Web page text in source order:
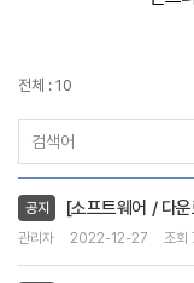
전체 : 10
공지 [소프트웨어 / 다
관리자 2022-12-27 조